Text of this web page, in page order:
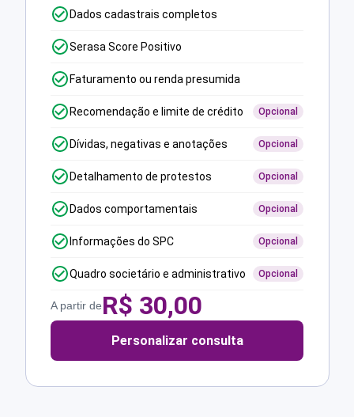
Dados cadastrais completos
Serasa Score Positivo
Faturamento ou renda presumida
Recomendação e limite de crédito Opcional
Dívidas, negativas e anotações Opcional
Detalhamento de protestos Opcional
Dados comportamentais Opcional
Informações do SPC Opcional
Quadro societário e administrativo Opcional
A partir deR$ 30,00
Personalizar consulta